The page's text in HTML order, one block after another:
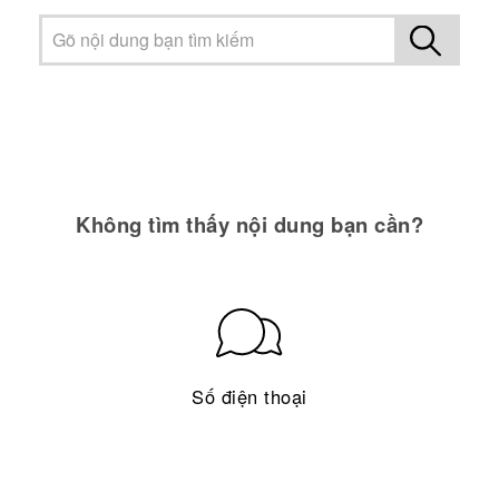
Không tìm thấy nội dung bạn cần?
Số điện thoại